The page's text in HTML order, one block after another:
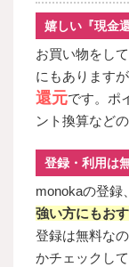
嬉しい『現金還
お買い物をし
にもあります
還元です。ポ
ント換算など
登録・利用は
monokaの登録
強い方にもお
登録は無料な
かチェックし